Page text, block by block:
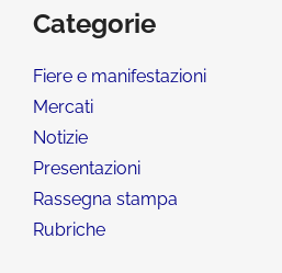
Categorie
Fiere e manifestazioni
Mercati
Notizie
Presentazioni
Rassegna stampa
Rubriche